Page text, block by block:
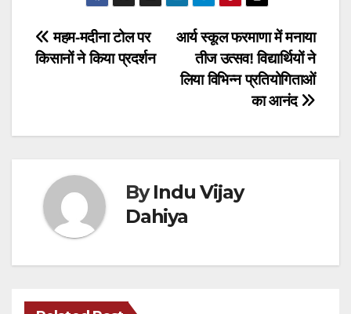
Post
navigation
आर्य स्कूल फरमाणा में मनाया
तीज उत्सव! विद्यार्थियों ने
लिया विभिन्न प्रतियोगिताओं
का आनंद
महम-मदीना टोल पर
किसानों ने किया प्रदर्शन
ByIndu Vijay
Dahiya